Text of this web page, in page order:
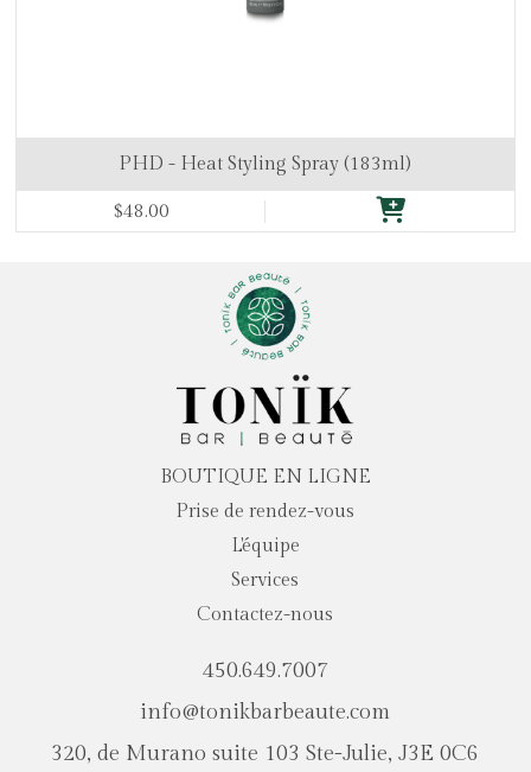
PHD - Heat Styling Spray (183ml)
$48.00
BOUTIQUE EN LIGNE
Prise de rendez-vous
L'équipe
Services
Contactez-nous
450.649.7007
info@tonikbarbeaute.com
320, de Murano suite 103 Ste-Julie, J3E 0C6